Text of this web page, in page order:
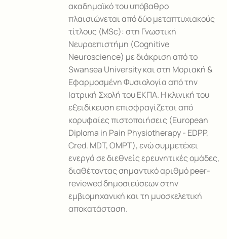
ακαδημαϊκό του υπόβαθρο
πλαισιώνεται από δύο μεταπτυχιακούς
τίτλους (MSc): στη Γνωστική
Νευροεπιστήμη (Cognitive
Neuroscience) με διάκριση από το
Swansea University και στη Μοριακή &
Εφαρμοσμένη Φυσιολογία από την
Ιατρική Σχολή του ΕΚΠΑ. Η κλινική του
εξειδίκευση επισφραγίζεται από
κορυφαίες πιστοποιήσεις (European
Diploma in Pain Physiotherapy - EDPP,
Cred. MDT, OMPT), ενώ συμμετέχει
ενεργά σε διεθνείς ερευνητικές ομάδες,
διαθέτοντας σημαντικό αριθμό peer-
reviewed δημοσιεύσεων στην
εμβιομηχανική και τη μυοσκελετική
αποκατάσταση.